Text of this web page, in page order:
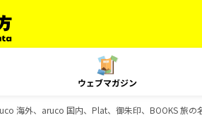
ウェブマガジン
海外、aruco 国内、Plat、御朱印、BOOKS 旅の